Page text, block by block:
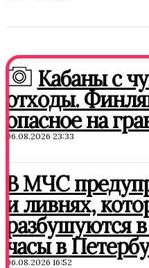
Кабаны с
отходы.
опасное на
06.08.2026 23:33
В МЧС
и ливнях,
разбушуются
часы в
06.08.2026 16:52